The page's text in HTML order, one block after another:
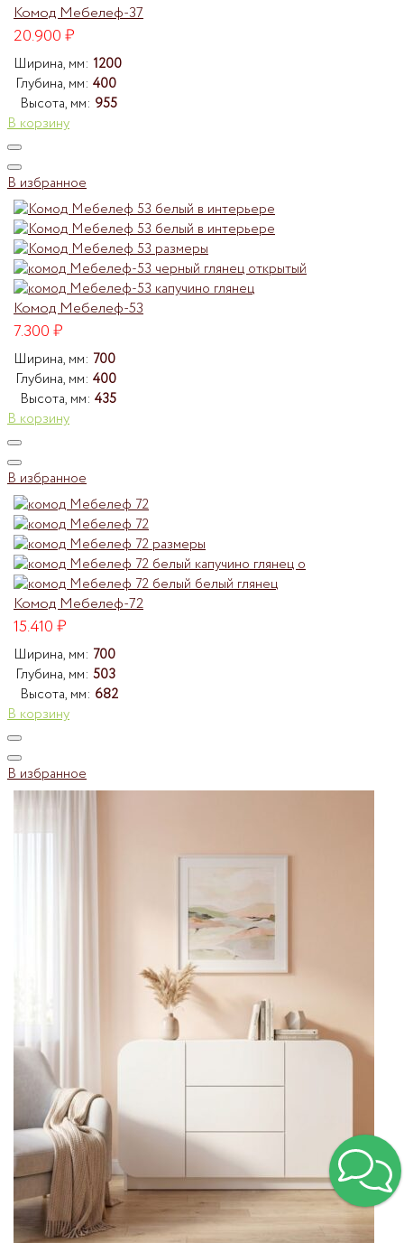
Комод Мебелеф-37
20.900₽
Ширина, мм: 1200
Глубина, мм: 400
Высота, мм: 955
В корзину
В избранное
Комод Мебелеф-53
7.300₽
Ширина, мм: 700
Глубина, мм: 400
Высота, мм: 435
В корзину
В избранное
Комод Мебелеф-72
15.410₽
Ширина, мм: 700
Глубина, мм: 503
Высота, мм: 682
В корзину
В избранное